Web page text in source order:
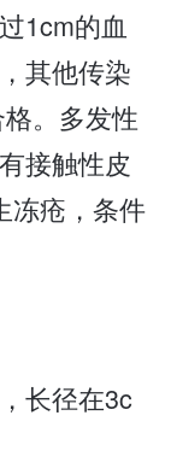
1cm的血
其他传染
。多发性
接触性皮
冻疮，条件
长径在3c